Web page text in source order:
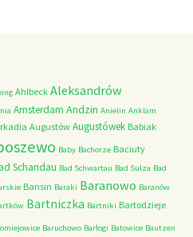
Ahlbeck Aleksandrów
Amsterdam Andzin Anielin Anklam
Augustów Augustówek Babiak
Baby Bachorze Baciuty
Schandau Bad Schwartau Bad Sulza Bad
Bansin Baraki Baranowo Baranów
Bartniczka Bartniki Bartodzieje
Baruchowo Barłogi Batowice Bautzen